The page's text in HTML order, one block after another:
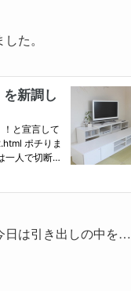
た。
日は引き出しの中を…